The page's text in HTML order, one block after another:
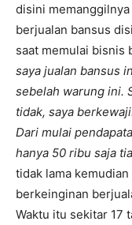
disini
berjualan bansus
saat memulai bisnis
saya jualan bansus
sebelah warung ini.
tidak, saya
Dari mulai
hanya 50 ribu saja
tidak lama
berkeinginan
Waktu itu sekitar 17